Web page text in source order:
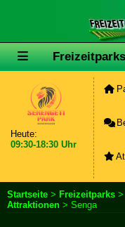
Freizeitparks
Heute:
09:30-18:30 Uhr
Startseite > Freizeitparks >
Attraktionen > Senga